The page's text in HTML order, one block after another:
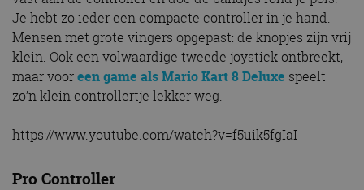
Je hebt zo ieder een compacte controller in je hand.
Mensen met grote vingers opgepast: de knopjes zijn vrij
klein. Ook een volwaardige tweede joystick ontbreekt,
maar vooreen game als Mario Kart 8 Deluxe speelt
zo’n klein controllertje lekker weg.
https://www.youtube.com/watch?v=f5uik5fgIaI
Pro Controller